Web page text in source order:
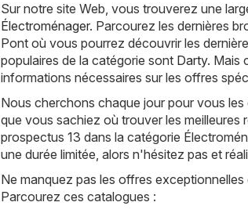
Sur notre site Web, vous trouverez une
Électroménager. Parcourez les dernières
Pont où vous pourrez découvrir les
populaires de la catégorie sont Darty. Mais
informations nécessaires sur les offres
Nous cherchons chaque jour pour vous
que vous sachiez où trouver les
prospectus 13 dans la catégorie
une durée limitée, alors n'hésitez pas et
Ne manquez pas les offres
Parcourez ces catalogues :